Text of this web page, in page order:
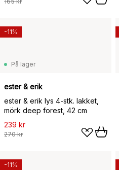
På lager
ester & erik
ester & erik lys 4-stk. lakket,
mörk deep forest, 42 cm
239 kr
270 kr
-11%
-11%